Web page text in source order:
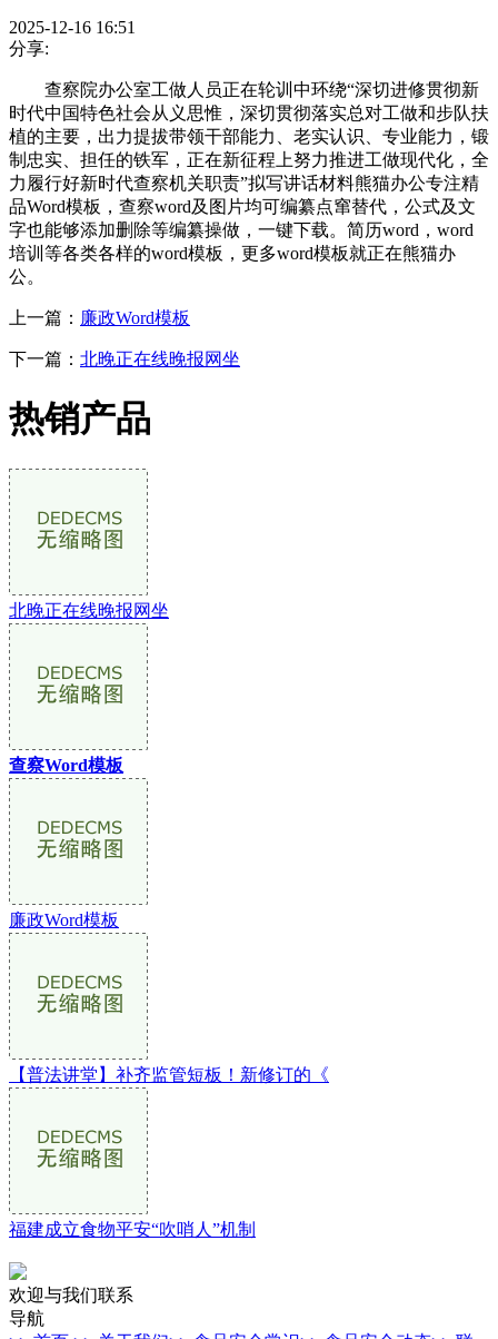
2025-12-16 16:51
分享:
查察院办公室工做人员正在轮训中环绕“深切进修贯彻新
时代中国特色社会从义思惟，深切贯彻落实总对工做和步队扶
植的主要，出力提拔带领干部能力、老实认识、专业能力，锻
制忠实、担任的铁军，正在新征程上努力推进工做现代化，全
力履行好新时代查察机关职责”拟写讲话材料熊猫办公专注精
品Word模板，查察word及图片均可编纂点窜替代，公式及文
字也能够添加删除等编纂操做，一键下载。简历word，word
培训等各类各样的word模板，更多word模板就正在熊猫办
公。
上一篇： 廉政Word模板
下一篇： 北晚正在线晚报网坐
热销产品
北晚正在线晚报网坐
查察Word模板
廉政Word模板
【普法讲堂】补齐监管短板！新修订的《
福建成立食物平安“吹哨人”机制
欢迎与我们联系
导航